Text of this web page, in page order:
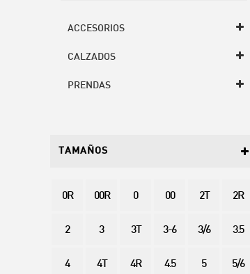
ACCESORIOS
CALZADOS
PRENDAS
TAMAÑOS
0R 00R 0 00 2T 2R
2 3 3T 3-6 3/6 3.5
4 4T 4R 4.5 5 5/6